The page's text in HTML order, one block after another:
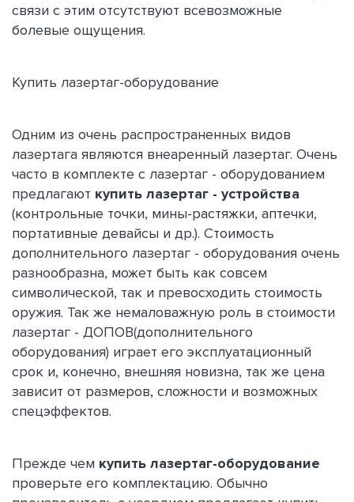
связи с этим отсутствуют всевозможные
болевые ощущения.
Купить лазертаг-оборудование
Одним из очень распространенных видов
лазертага являются внеаренный лазертаг. Очень
часто в комплекте с лазертаг - оборудованием
предлагают купить лазертаг - устройства
(контрольные точки, мины-растяжки, аптечки,
портативные девайсы и др.). Стоимость
дополнительного лазертаг - оборудования очень
разнообразна, может быть как совсем
символической, так и превосходить стоимость
оружия. Так же немаловажную роль в стоимости
лазертаг - ДОПОВ(дополнительного
оборудования) играет его эксплуатационный
срок и, конечно, внешняя новизна, так же цена
зависит от размеров, сложности и возможных
спецэффектов.
Прежде чем купить лазертаг-оборудование
проверьте его комплектацию. Обычно